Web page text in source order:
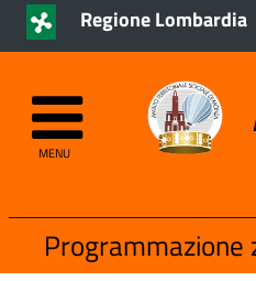
Regione Lombardia
MENU
Programmazione